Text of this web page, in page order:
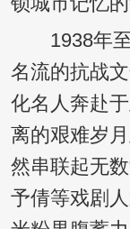
1938年至
名流的抗战
化名人奔赴
离的艰难岁
然串联起无
予倩等戏剧